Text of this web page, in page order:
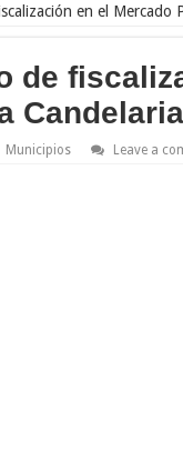
en el Mercado
de
Candelaria
Municipios Leave a